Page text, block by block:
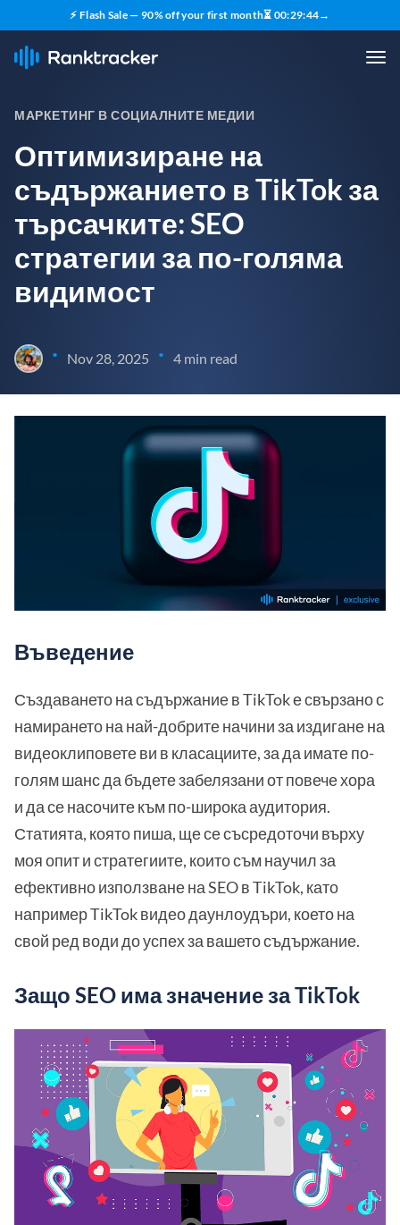
⚡ Flash Sale — 90% off your first month⏳ 00:29:43→
МАРКЕТИНГ В СОЦИАЛНИТЕ МЕДИИ
Оптимизиране на
съдържанието в TikTok за
търсачките: SEO
стратегии за по-голяма
видимост
• Nov 28, 2025 • 4 min read
Въведение
Създаването на съдържание в TikTok е свързано с
намирането на най-добрите начини за издигане на
видеоклиповете ви в класациите, за да имате по-
голям шанс да бъдете забелязани от повече хора
и да се насочите към по-широка аудитория.
Статията, която пиша, ще се съсредоточи върху
моя опит и стратегиите, които съм научил за
ефективно използване на SEO в TikTok, като
например TikTok видео даунлоудъри, което на
свой ред води до успех за вашето съдържание.
Защо SEO има значение за TikTok